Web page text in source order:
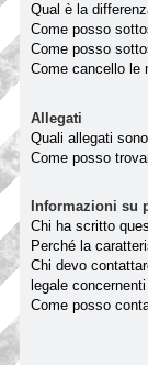
Qual è la
Come posso
Come posso
Come cancello le
Allegati
Quali allegati
Come posso
Informazioni su
Chi ha scritto
Perché la
Chi devo
legale
Come posso